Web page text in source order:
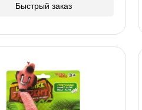
Быстрый заказ